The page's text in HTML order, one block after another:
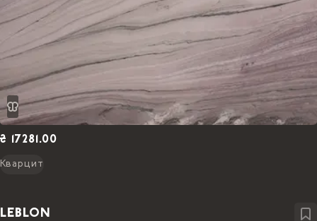
₴ 17281.00
Кварцит
LEBLON